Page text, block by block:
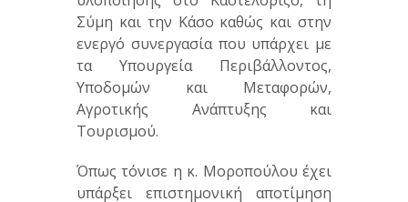
Σύμη και την Κάσο καθώς και στην
ενεργό συνεργασία που υπάρχει με
τα Υπουργεία Περιβάλλοντος,
Υποδομών και Μεταφορών,
Αγροτικής Ανάπτυξης και
Τουρισμού.
Όπως τόνισε η κ. Μοροπούλου έχει
υπάρξει επιστημονική αποτίμηση